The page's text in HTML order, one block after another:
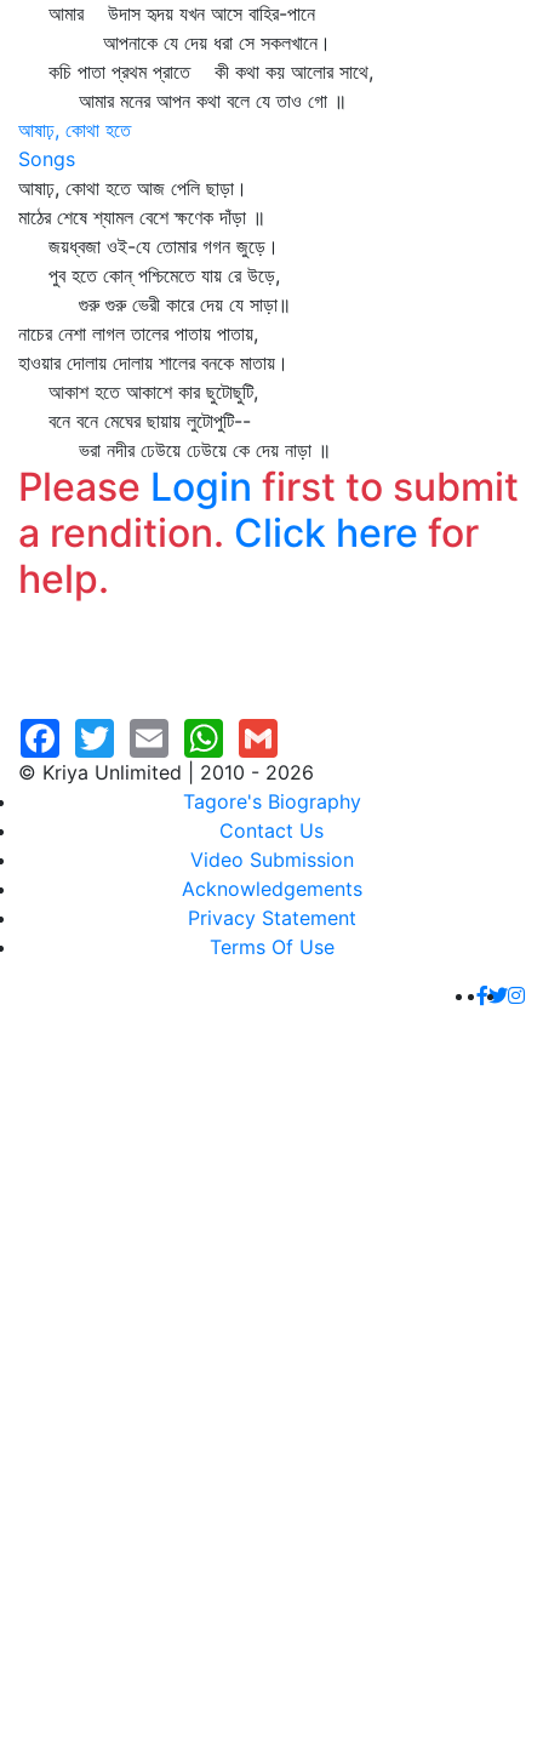
আমার উদাস হৃদয় যখন আসে বাহির-পানে
আপনাকে যে দেয় ধরা সে সকলখানে।
কচি পাতা প্রথম প্রাতে কী কথা কয় আলোর সাথে,
আমার মনের আপন কথা বলে যে তাও গো ॥
আষাঢ়, কোথা হতে
Songs
আষাঢ়, কোথা হতে আজ পেলি ছাড়া।
মাঠের শেষে শ্যামল বেশে ক্ষণেক দাঁড়া ॥
জয়ধ্বজা ওই-যে তোমার গগন জুড়ে।
পুব হতে কোন্‌ পশ্চিমেতে যায় রে উড়ে,
গুরু গুরু ভেরী কারে দেয় যে সাড়া॥
নাচের নেশা লাগল তালের পাতায় পাতায়,
হাওয়ার দোলায় দোলায় শালের বনকে মাতায়।
আকাশ হতে আকাশে কার ছুটোছুটি,
বনে বনে মেঘের ছায়ায় লুটোপুটি--
ভরা নদীর ঢেউয়ে ঢেউয়ে কে দেয় নাড়া ॥
Please Login first to submit
a rendition. Click here for
help.
© Kriya Unlimited | 2010 - 2026
Tagore's Biography
Contact Us
Video Submission
Acknowledgements
Privacy Statement
Terms Of Use